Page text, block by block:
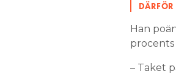
DÄRFÖR
Han
procents
– Taket